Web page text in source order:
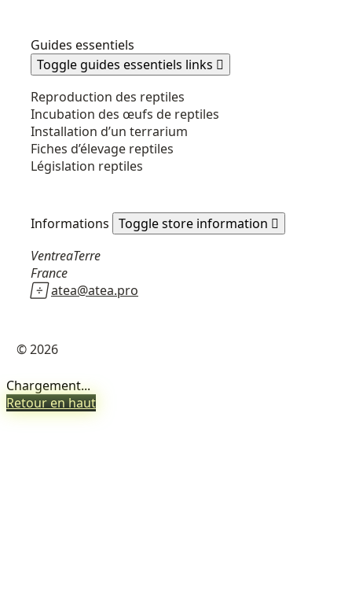
Guides essentiels
Toggle guides essentiels links 
Reproduction des reptiles
Incubation des œufs de reptiles
Installation d’un terrarium
Fiches d’élevage reptiles
Législation reptiles
Informations Toggle store information 
VentreaTerre
France
atea@atea.pro
© 2026
Chargement...
Retour en haut